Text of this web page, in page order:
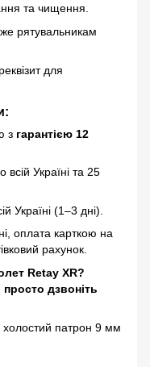
та чищення.
рятувальникам
для
з гарантією 12
Україні та 25
Україні (1–3 дні).
оплата карткою на
рахунок.
Retay XR?
дзвоніть